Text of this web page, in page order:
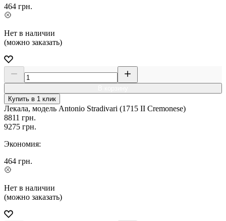
464 грн.
Нет в наличии
(можно заказать)
Купить в 1 клик
Лекала, модель Antonio Stradivari (1715 II Cremonese)
8811 грн.
9275 грн.
Экономия:
464 грн.
Нет в наличии
(можно заказать)